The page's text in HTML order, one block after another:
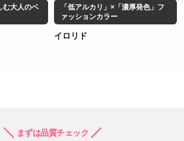
む大人のベ
「低アルカリ」×「濃厚発色」フ
ァッションカラー
イロリド
まずは品質チェック